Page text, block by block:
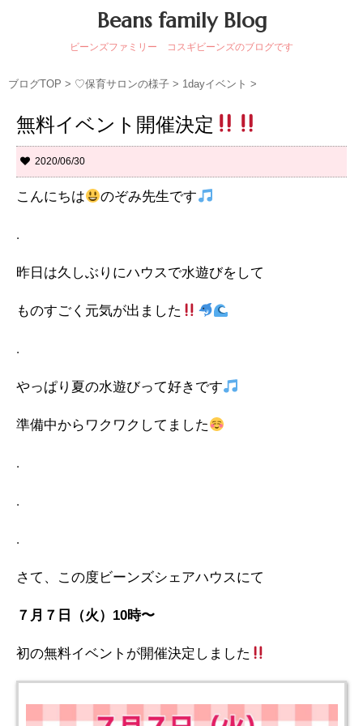
Beans family Blog
ビーンズファミリー コスギビーンズのブログです
ブログTOP > ♡保育サロンの様子 > 1dayイベント >
無料イベント開催決定
2020/06/30
こんにちは のぞみ先生です
.
昨日は久しぶりにハウスで水遊びをして
ものすごく元気が出ました
.
やっぱり夏の水遊びって好きです
準備中からワクワクしてました
.
.
.
さて、この度ビーンズシェアハウスにて
７月７日（火）10時〜
初の無料イベントが開催決定しました